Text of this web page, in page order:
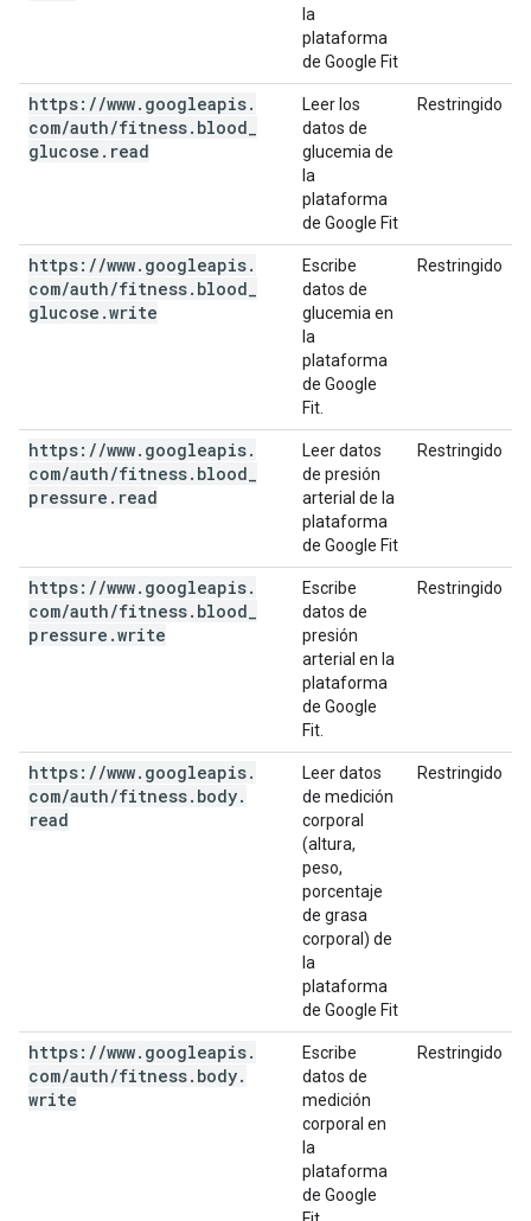
la
plataforma
de Google Fit
https: //www. googleapis.
com/auth/fitness. blood
glucose . read
Leer los
datos de
glucemia de
la
plataforma
de Google Fit
Restringido
https: //www. googleapis.
com/auth/fitness. blood
glucose .write
Escribe
datos de
glucemia en
la
plataforma
de Google
Fit.
Restringido
https: //www. googleapis.
com/auth/fitness. blood
pressure . read
Leer datos
de presión
arterial de la
plataforma
de Google Fit
Restringido
https: //www. googleapis.
com/auth/fitness. blood
pressure .write
Escribe
datos de
presión
arterial en la
plataforma
de Google
Fit.
Restringido
https: //www. googleapis.
com/auth/fitness. body.
read
Leer datos
de medición
corporal
(altura,
peso,
porcentaje
de grasa
corporal) de
la
plataforma
de Google Fit
Restringido
https: //www. googleapis.
com/auth/fitness. body.
write
Escribe
datos de
medición
corporal en
la
plataforma
de Google
Restringido